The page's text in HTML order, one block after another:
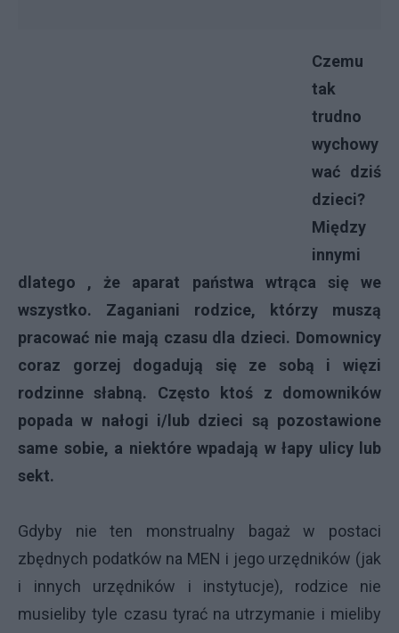
Czemu
tak
trudno
wychowy
wać dziś
dzieci?
Między
innymi
dlatego , że aparat państwa wtrąca się we
wszystko. Zaganiani rodzice, którzy muszą
pracować nie mają czasu dla dzieci. Domownicy
coraz gorzej dogadują się ze sobą i więzi
rodzinne słabną. Często ktoś z domowników
popada w nałogi i/lub dzieci są pozostawione
same sobie, a niektóre wpadają w łapy ulicy lub
sekt.
Gdyby nie ten monstrualny bagaż w postaci
zbędnych podatków na MEN i jego urzędników (jak
i innych urzędników i instytucje), rodzice nie
musieliby tyle czasu tyrać na utrzymanie i mieliby